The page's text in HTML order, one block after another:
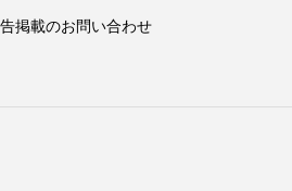
掲載のお問い合わせ